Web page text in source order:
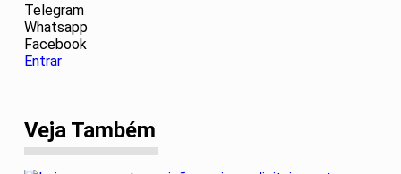
Telegram
Whatsapp
Facebook
Entrar
Veja Também